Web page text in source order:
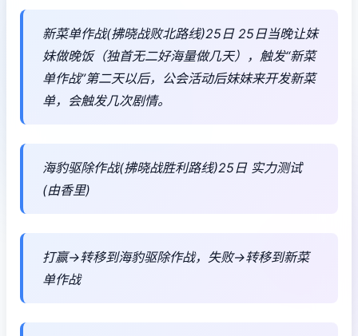
新菜单作战(拂晓战败北路线)25日 25日当晚让妹
妹做晚饭（独首无二好海量做几天），触发“新菜
单作战”第二天以后，公会活动后妹妹来开发新菜
单，会触发几次剧情。
海豹驱除作战(拂晓战胜利路线)25日 实力测试
(由香里)
打赢→转移到海豹驱除作战，失败→转移到新菜
单作战